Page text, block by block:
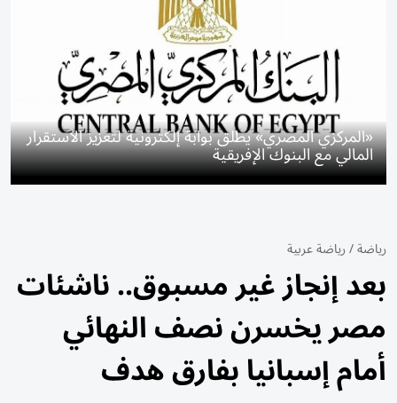
«المركزي المصري» يطلق بوابة إلكترونية لتعزيز الاستقرار
المالي مع البنوك الإفريقية
رياضة/رياضة عربية
بعد إنجاز غير مسبوق.. ناشئات
مصر يخسرن نصف النهائي
أمام إسبانيا بفارق هدف